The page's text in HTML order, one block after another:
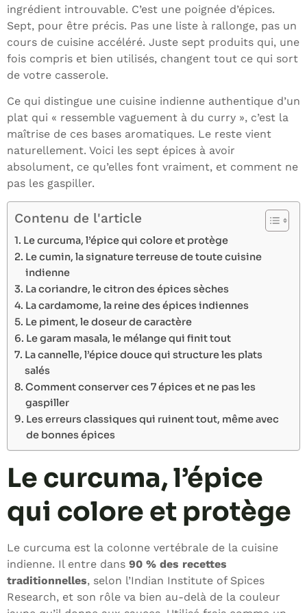
ingrédient introuvable. C’est une poignée d’épices.
Sept, pour être précis. Pas une liste à rallonge, pas un
cours de cuisine accéléré. Juste sept produits qui, une
fois compris et bien utilisés, changent tout ce qui sort
de votre casserole.
Ce qui distingue une cuisine indienne authentique d’un
plat qui « ressemble vaguement à du curry », c’est la
maîtrise de ces bases aromatiques. Le reste vient
naturellement. Voici les sept épices à avoir
absolument, ce qu’elles font vraiment, et comment ne
pas les gaspiller.
Contenu de l'article
Le curcuma, l’épice qui colore et protège
Le cumin, la signature terreuse de toute cuisine
indienne
La coriandre, le citron des épices sèches
La cardamome, la reine des épices indiennes
Le piment, le doseur de caractère
Le garam masala, le mélange qui finit tout
La cannelle, l’épice douce qui structure les plats
salés
Comment conserver ces 7 épices et ne pas les
gaspiller
Les erreurs classiques qui ruinent tout, même avec
de bonnes épices
Le curcuma, l’épice
qui colore et protège
Le curcuma est la colonne vertébrale de la cuisine
indienne. Il entre dans 90 % des recettes
traditionnelles, selon l’Indian Institute of Spices
Research, et son rôle va bien au-delà de la couleur